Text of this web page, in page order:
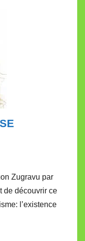
Zugravu par
de découvrir ce
l’existence